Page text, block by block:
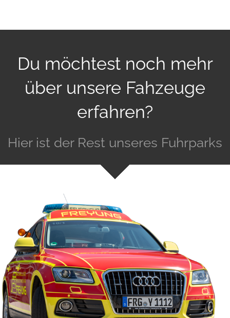
Du möchtest noch mehr
über unsere Fahzeuge
erfahren?
Hier ist der Rest unseres Fuhrparks